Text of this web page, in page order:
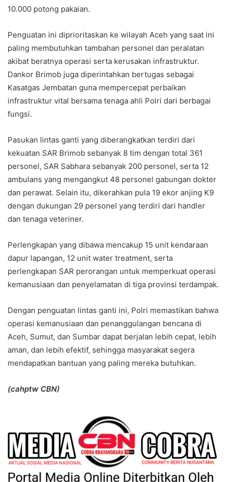
10.000 potong pakaian.
Penguatan ini diprioritaskan ke wilayah Aceh yang saat ini
paling membutuhkan tambahan personel dan peralatan
akibat beratnya operasi serta kerusakan infrastruktur.
Dankor Brimob juga diperintahkan bertugas sebagai
Kasatgas Jembatan guna mempercepat perbaikan
infrastruktur vital bersama tenaga ahli Polri dari berbagai
fungsi.
Pasukan lintas ganti yang diberangkatkan terdiri dari
kekuatan SAR Brimob sebanyak 8 tim dengan total 361
personel, SAR Sabhara sebanyak 200 personel, serta 12
ambulans yang mengangkut 48 personel gabungan dokter
dan perawat. Selain itu, dikerahkan pula 19 ekor anjing K9
dengan dukungan 29 personel yang terdiri dari handler
dan tenaga veteriner.
Perlengkapan yang dibawa mencakup 15 unit kendaraan
dapur lapangan, 12 unit water treatment, serta
perlengkapan SAR perorangan untuk memperkuat operasi
kemanusiaan dan penyelamatan di tiga provinsi terdampak.
Dengan penguatan lintas ganti ini, Polri memastikan bahwa
operasi kemanusiaan dan penanggulangan bencana di
Aceh, Sumut, dan Sumbar dapat berjalan lebih cepat, lebih
aman, dan lebih efektif, sehingga masyarakat segera
mendapatkan bantuan yang paling mereka butuhkan.
(cahptw CBN)